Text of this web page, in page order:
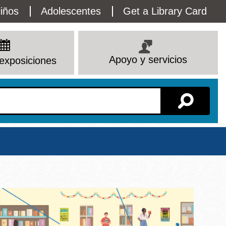
Adolescentes Get a Library Card
Apoyo y servicios
Ver todas